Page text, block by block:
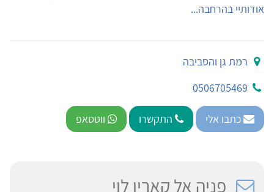
אודותיי בהרחבה...
רמת גן והסביבה
0506705469
כתבו אלי התקשרו ווטסאפ
פניה אל קארין לוי